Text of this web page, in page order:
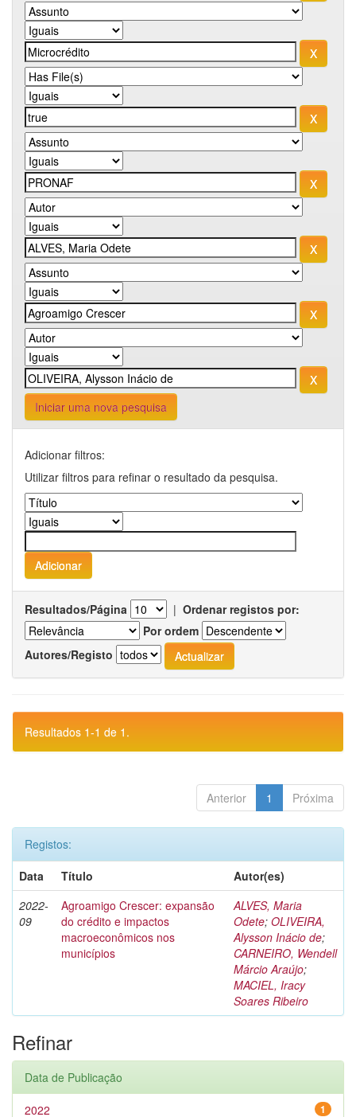
Iniciar uma nova pesquisa
Adicionar filtros:
Utilizar filtros para refinar o resultado da pesquisa.
Resultados/Página | Ordenar registos por:
Por ordem
Autores/Registo
Resultados 1-1 de 1.
Anterior 1 Próxima
Registos:
Data
Título
Autor(es)
2022-
09
Agroamigo Crescer: expansão
do crédito e impactos
macroeconômicos nos
municípios
ALVES, Maria
Odete; OLIVEIRA,
Alysson Inácio de;
CARNEIRO, Wendell
Márcio Araújo;
MACIEL, Iracy
Soares Ribeiro
Refinar
Data de Publicação
1
2022